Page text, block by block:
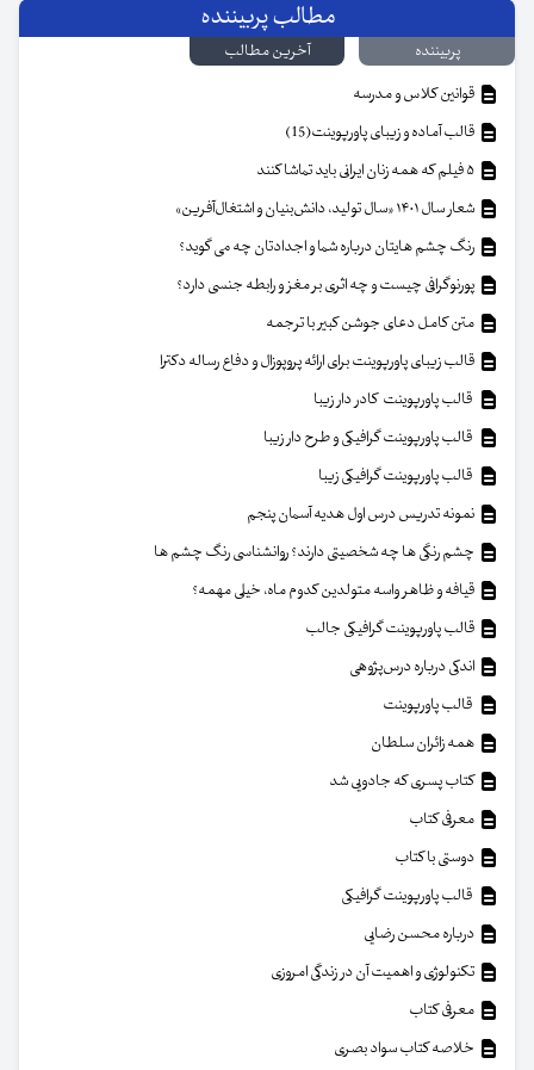
مطالب پربیننده
پربیننده
آخرین مطالب
قوانین کلاس و مدرسه
قالب آماده و زیبای پاورپوینت(15)
شعار سال ۱۴۰۱ «سال تولید، دانش‌بنیان و اشتغال‌آفرین»
رنگ چشم هایتان درباره شما و اجدادتان چه می گوید؟
پورنوگرافی چیست و چه اثری بر مغز و رابطه جنسی دارد؟
متن کامل دعای جوشن کبیر با ترجمه
قالب زیبای پاورپوینت برای ارائه پروپوزال و دفاع رساله دکترا
قالب پاورپوینت کادر دار زیبا
قالب پاورپوینت گرافیکی و طرح دار زیبا
قالب پاورپوینت گرافیکی زیبا
نمونه تدریس درس اول هدیه آسمان پنجم
چشم رنگی ها چه شخصیتی دارند؟ روانشناسی رنگ چشم ها
قیافه و ظاهر واسه متولدین کدوم ماه، خیلی مهمه؟
قالب پاورپوینت گرافیکی جالب
اندکی درباره درس‌پژوهی
قالب پاورپوینت
همه زائران سلطان
کتاب پسری که جادویی شد
معرفی کتاب
دوستی با کتاب
قالب پاورپوینت گرافیکی
درباره محسن رضایی
تکنولوژی و اهمیت آن در زندگی امروزی
معرفی کتاب
خلاصه کتاب سواد بصری